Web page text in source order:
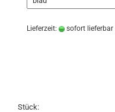
Lieferzeit: sofort lieferbar
Stück: